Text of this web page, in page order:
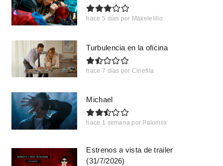
hace 5 días por Makelelillo
Turbulencia en la oficina
hace 7 días por Cinefila
Michael
hace 1 semana por Palomiix
Estrenos a vista de trailer
(31/7/2026)